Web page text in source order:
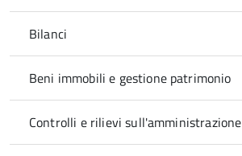
Bilanci
Beni immobili e gestione patrimonio
Controlli e rilievi sull'amministrazione